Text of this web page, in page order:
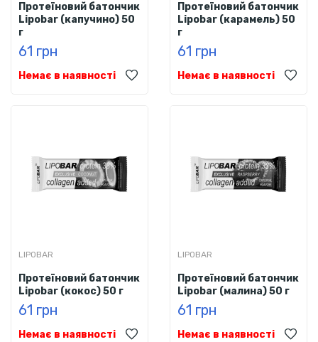
Протеїновий батончик
Lipobar (капучино) 50
г
61 грн
Немає в наявності
Протеїновий батончик
Lipobar (карамель) 50
г
61 грн
Немає в наявності
LIPOBAR
Протеїновий батончик
Lipobar (кокос) 50 г
61 грн
Немає в наявності
LIPOBAR
Протеїновий батончик
Lipobar (малина) 50 г
61 грн
Немає в наявності